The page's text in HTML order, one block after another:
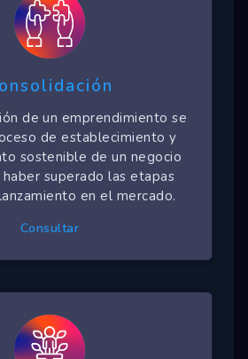
de un emprendimiento se
de establecimiento y
sostenible de un negocio
superado las etapas
en el mercado.
Consultar